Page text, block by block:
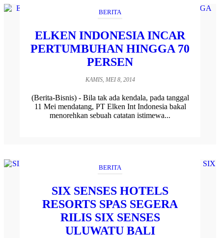
BERITA
ELKEN INDONESIA INCAR
PERTUMBUHAN HINGGA 70
PERSEN
KAMIS, MEI 8, 2014
(Berita-Bisnis) - Bila tak ada kendala, pada tanggal
11 Mei mendatang, PT Elken Int Indonesia bakal
menorehkan sebuah catatan istimewa...
BERITA
SIX SENSES HOTELS
RESORTS SPAS SEGERA
RILIS SIX SENSES
ULUWATU BALI